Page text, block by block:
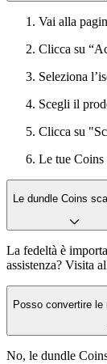
Vai alla
Clicca su
Seleziona
Scegli il
Clicca su
Le tue Coins
Le dundle Coins
La fedeltà è
assistenza? Visita
Posso convertire le
No, le dundle